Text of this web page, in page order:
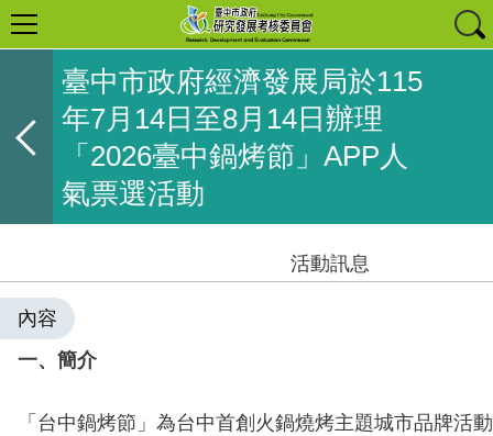
臺中市政府經濟發展局於115
年7月14日至8月14日辦理
「2026臺中鍋烤節」APP人
氣票選活動
活動訊息
內容
一、簡介
「台中鍋烤節」為台中首創火鍋燒烤主題城市品牌活